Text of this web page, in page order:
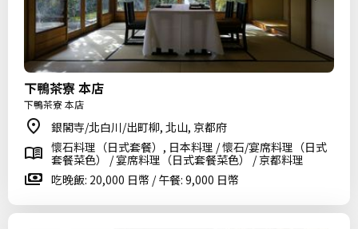
下鴨茶寮 本店
下鴨茶寮 本店
銀閣寺/北白川/出町柳, 北山, 京都府
懷石料理（日式套餐）, 日本料理 / 懷石/宴席料理（日式
套餐菜色） / 宴席料理（日式套餐菜色） / 京都料理
吃晚飯: 20,000 日幣 / 午餐: 9,000 日幣